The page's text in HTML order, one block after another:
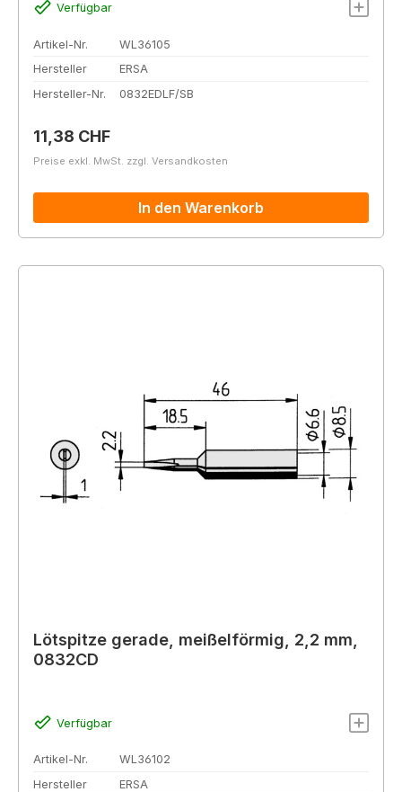
Verfügbar
Artikel-Nr.
WL36105
Hersteller
ERSA
Hersteller-Nr.
0832EDLF/SB
Regulärer Preis:
11,38 CHF
Preise exkl. MwSt. zzgl. Versandkosten
In den Warenkorb
Lötspitze gerade, meißelförmig, 2,2 mm,
0832CD
Verfügbar
Artikel-Nr.
WL36102
Hersteller
ERSA